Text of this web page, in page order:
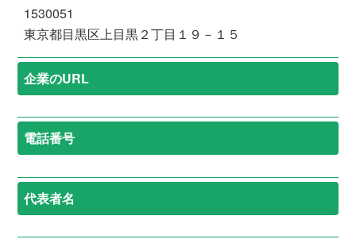
1530051
東京都目黒区上目黒２丁目１９－１５
企業のURL
電話番号
代表者名